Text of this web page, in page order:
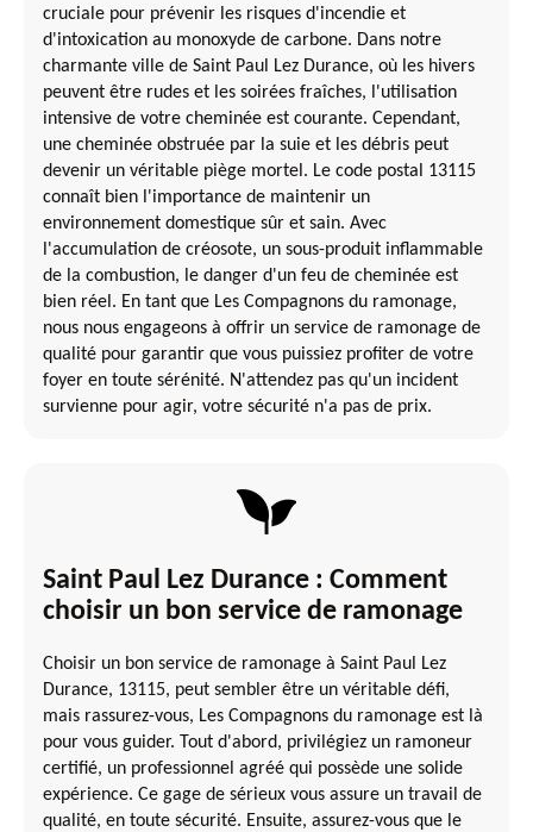
cruciale pour prévenir les risques d'incendie et
d'intoxication au monoxyde de carbone. Dans notre
charmante ville de Saint Paul Lez Durance, où les hivers
peuvent être rudes et les soirées fraîches, l'utilisation
intensive de votre cheminée est courante. Cependant,
une cheminée obstruée par la suie et les débris peut
devenir un véritable piège mortel. Le code postal 13115
connaît bien l'importance de maintenir un
environnement domestique sûr et sain. Avec
l'accumulation de créosote, un sous-produit inflammable
de la combustion, le danger d'un feu de cheminée est
bien réel. En tant que Les Compagnons du ramonage,
nous nous engageons à offrir un service de ramonage de
qualité pour garantir que vous puissiez profiter de votre
foyer en toute sérénité. N'attendez pas qu'un incident
survienne pour agir, votre sécurité n'a pas de prix.
Saint Paul Lez Durance : Comment
choisir un bon service de ramonage
Choisir un bon service de ramonage à Saint Paul Lez
Durance, 13115, peut sembler être un véritable défi,
mais rassurez-vous, Les Compagnons du ramonage est là
pour vous guider. Tout d'abord, privilégiez un ramoneur
certifié, un professionnel agréé qui possède une solide
expérience. Ce gage de sérieux vous assure un travail de
qualité, en toute sécurité. Ensuite, assurez-vous que le